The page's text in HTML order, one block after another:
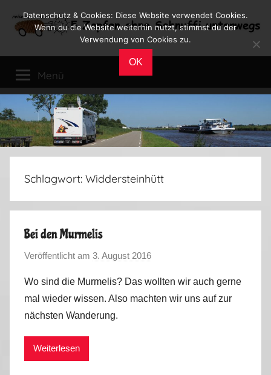
Inhalt
Reiseblog
Leben
im
Wohnmobil
Menü
Schlagwort: Widdersteinhütt
Bei den Murmelis
Veröffentlicht am 3. August 2016
n
M
Wo sind die Murmelis? Das wollten wir auch gerne
mal wieder wissen. Also machten wir uns auf zur
nächsten Wanderung.
Weiterlesen
Datenschutz & Cookies: Diese Website verwendet Cookies.
Wenn du die Website weiterhin nutzt, stimmst du der
Verwendung von Cookies zu.
OK